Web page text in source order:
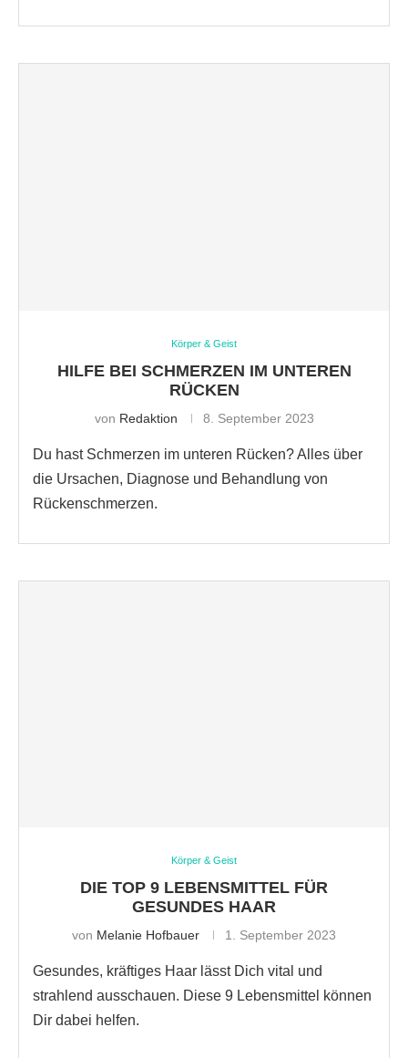
Körper & Geist
HILFE BEI SCHMERZEN IM UNTEREN
RÜCKEN
von Redaktion 8. September 2023
Du hast Schmerzen im unteren Rücken? Alles über
die Ursachen, Diagnose und Behandlung von
Rückenschmerzen.
Körper & Geist
DIE TOP 9 LEBENSMITTEL FÜR
GESUNDES HAAR
von Melanie Hofbauer 1. September 2023
Gesundes, kräftiges Haar lässt Dich vital und
strahlend ausschauen. Diese 9 Lebensmittel können
Dir dabei helfen.